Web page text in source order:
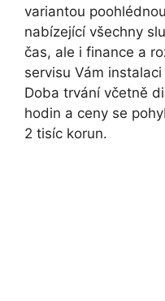
variantou
nabízející všechny
čas, ale i finance a
servisu Vám
Doba trvání včetně
hodin a ceny se
2 tisíc korun.